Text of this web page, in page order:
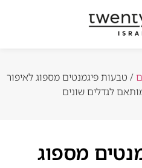
/ טבעות פיגמנטים מספוג לאיפור
לגדלים שונים
מספוג